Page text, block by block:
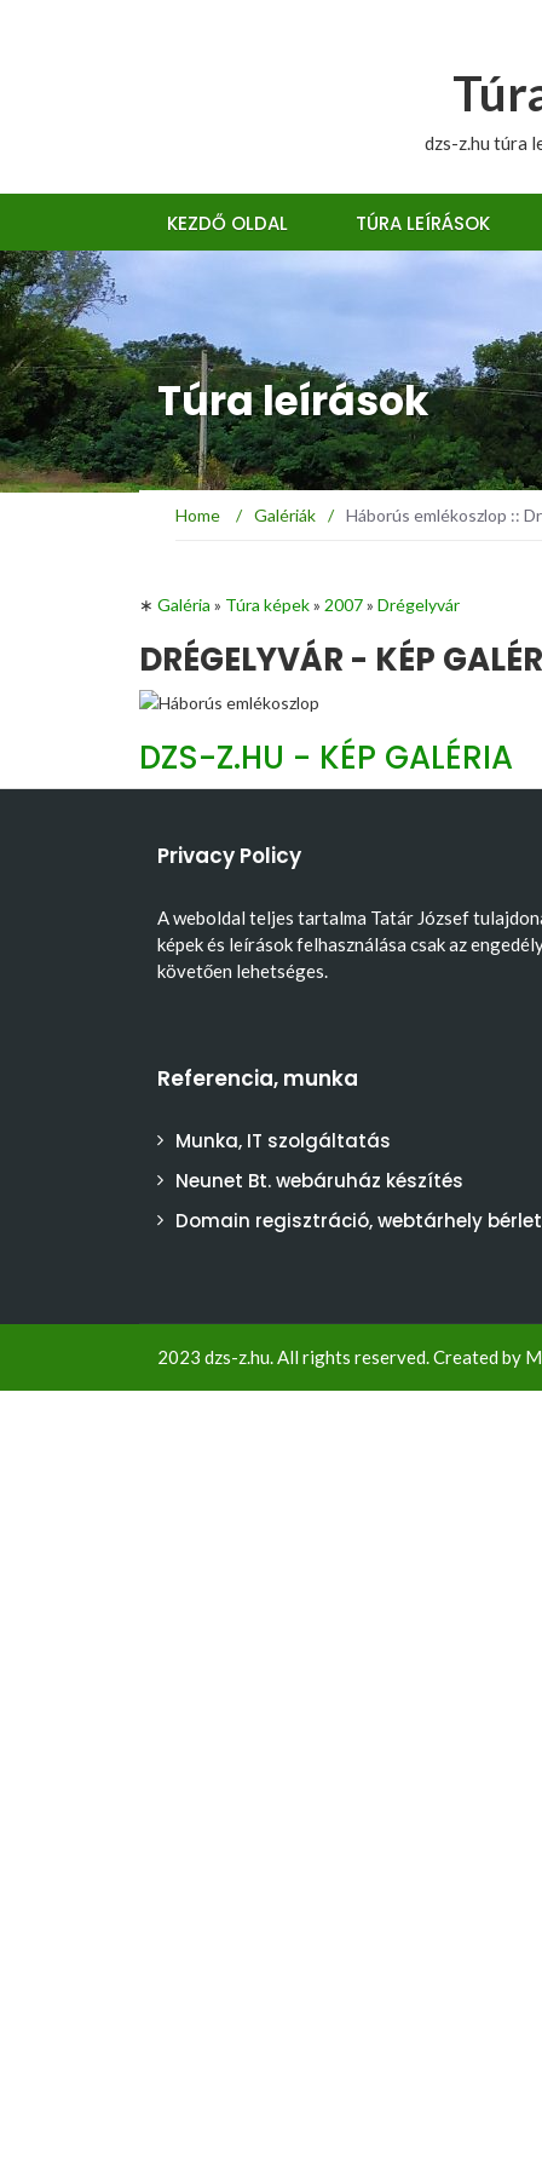
dzs-z.hu túra
KEZDŐ OLDAL TÚRA LEÍRÁSOK
Túra leírások
Home / Galériák / Háborús emlékoszlop ::
∗ Galéria » Túra képek» 2007» Drégelyvár
DRÉGELYVÁR - KÉP
DZS-Z.HU - KÉP GALÉRIA
Privacy Policy
A weboldal teljes tartalma Tatár József
képek és leírások felhasználása csak az
követően lehetséges.
Referencia, munka
Munka, IT szolgáltatás
Neunet Bt. webáruház készítés
Domain regisztráció, webtárhely bérlet
2023 dzs-z.hu. All rights reserved. Created by